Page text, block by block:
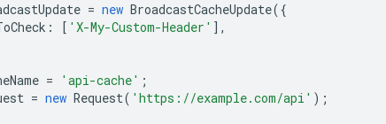
= new BroadcastCacheUpdate({
: [ 'X-My-Custom-Header' ],
= 'api-cache' ;
= new Request( 'https://example.com/api' );